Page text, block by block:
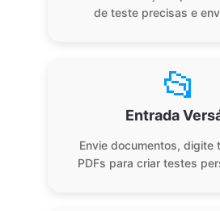
de teste precisas e
📂
Entrada
Envie documentos, digite
PDFs para criar testes